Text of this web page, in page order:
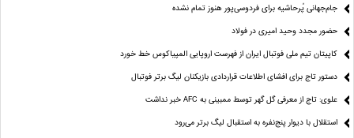
جام‌جهانی پُرحاشیه برای فردوسی‌پور هنوز تمام نشده
حضور مجدد وحید امیری در فولاد
کاپیتان تیم ملی فوتبال ایران از فهرست اروپایی المپیاکوس خط خورد
دستور تاج برای افشای اطلاعات قراردادی بازیکنان لیگ برتر فوتبال
علوی: تاج از معرفی گل گهر توسط ممبینی به AFC خبر نداشت
استقلال با دیوار پنج‌نفره به استقبال لیگ برتر می‌رود